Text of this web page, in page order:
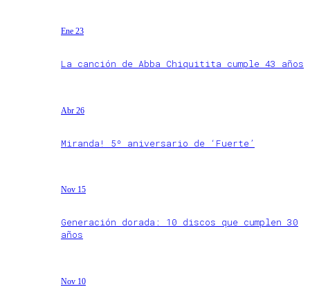
Ene 23
La canción de Abba Chiquitita cumple 43 años
Abr 26
Miranda! 5º aniversario de ‘Fuerte’
Nov 15
Generación dorada: 10 discos que cumplen 30
años
Nov 10